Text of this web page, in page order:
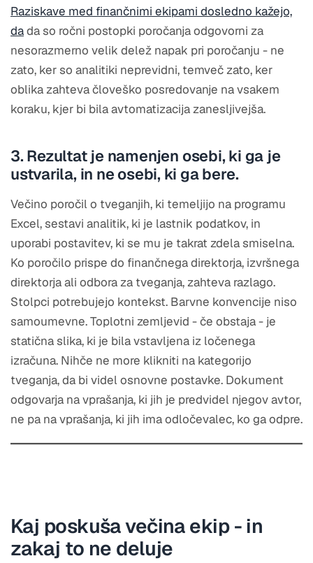
Raziskave med finančnimi ekipami dosledno kažejo,
dada so ročni postopki poročanja odgovorni za
nesorazmerno velik delež napak pri poročanju - ne
zato, ker so analitiki neprevidni, temveč zato, ker
oblika zahteva človeško posredovanje na vsakem
koraku, kjer bi bila avtomatizacija zanesljivejša.
3. Rezultat je namenjen osebi, ki ga je
ustvarila, in ne osebi, ki ga bere.
Večino poročil o tveganjih, ki temeljijo na programu
Excel, sestavi analitik, ki je lastnik podatkov, in
uporabi postavitev, ki se mu je takrat zdela smiselna.
Ko poročilo prispe do finančnega direktorja, izvršnega
direktorja ali odbora za tveganja, zahteva razlago.
Stolpci potrebujejo kontekst. Barvne konvencije niso
samoumevne. Toplotni zemljevid - če obstaja - je
statična slika, ki je bila vstavljena iz ločenega
izračuna. Nihče ne more klikniti na kategorijo
tveganja, da bi videl osnovne postavke. Dokument
odgovarja na vprašanja, ki jih je predvidel njegov avtor,
ne pa na vprašanja, ki jih ima odločevalec, ko ga odpre.
Kaj poskuša večina ekip - in
zakaj to ne deluje